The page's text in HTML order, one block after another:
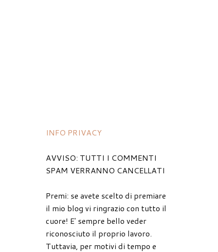
INFO PRIVACY
AVVISO: TUTTI I COMMENTI
SPAM VERRANNO CANCELLATI
Premi: se avete scelto di premiare
il mio blog vi ringrazio con tutto il
cuore! E' sempre bello veder
riconosciuto il proprio lavoro.
Tuttavia, per motivi di tempo e